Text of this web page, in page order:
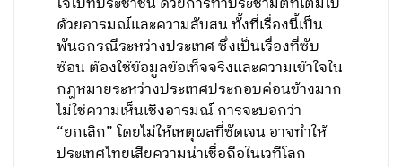
ด้วยอารมณ์และความสับสน ทั้งที่เรื่องนี้เป็น
พันธกรณีระหว่างประเทศ ซึ่งเป็นเรื่องที่ซับ
ซ้อน ต้องใช้ข้อมูลข้อเท็จจริงและความเข้าใจใน
กฎหมายระหว่างประเทศประกอบค่อนข้างมาก
ไม่ใช่ความเห็นเชิงอารมณ์ การจะบอกว่า
“ยกเลิก” โดยไม่ให้เหตุผลที่ชัดเจน อาจทำให้
ประเทศไทยเสียความน่าเชื่อถือในเวทีโลก